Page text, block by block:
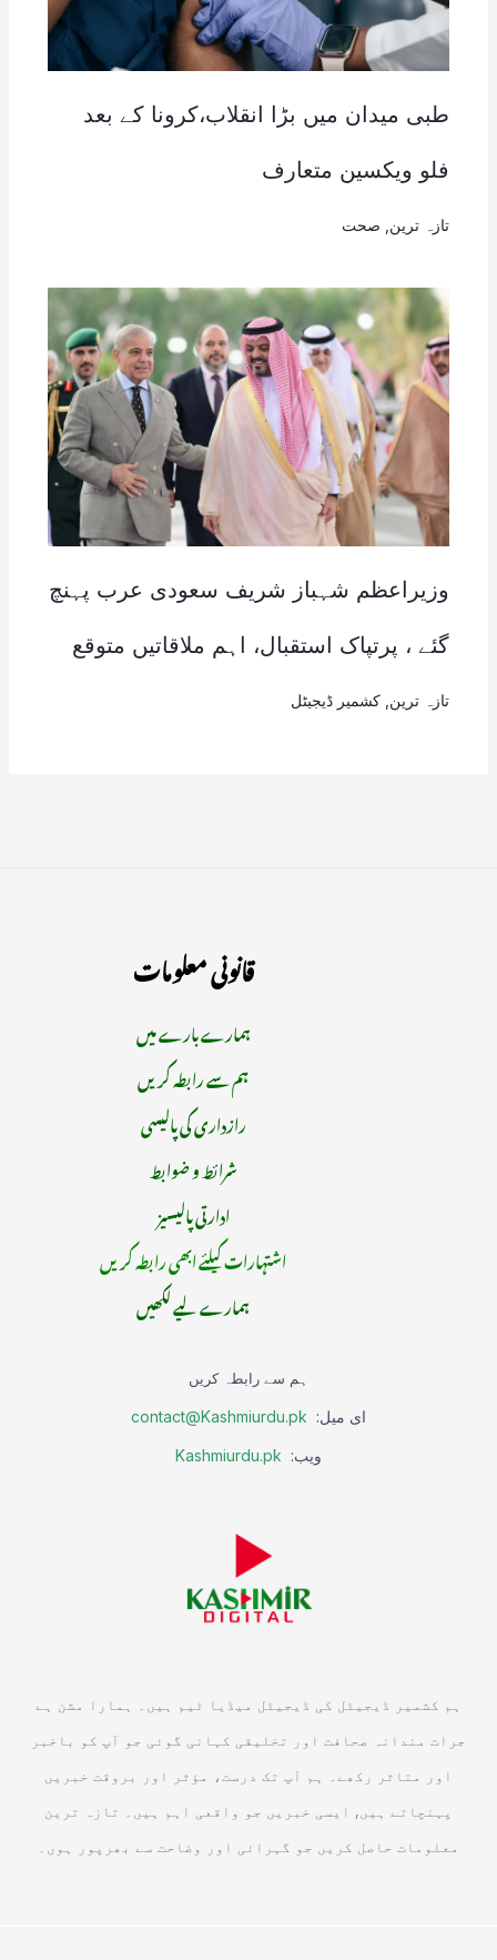
طبی میدان میں بڑا انقلاب،کرونا کے بعد
فلو ویکسین متعارف
تازہ ترین صحت
وزیراعظم شہباز شریف سعودی عرب پہنچ
گئے ، پرتپاک استقبال، اہم ملاقاتیں متوقع
تازہ ترین کشمیر ڈیجیٹل
قانونی معلومات
ہمارے بارے میں
ہم سے رابطہ کریں
رازداری کی پالیسی
شرائط و ضوابط
ادارتی پالیسیز
اشتہارات کیلئے ابھی رابطہ کریں
ہمارے لیے لکھیں
ہم سے رابطہ کریں
ای میل: contact@Kashmiurdu.pk
ویب: Kashmiurdu.pk
ہم کشمیر ڈیجیٹل کی ڈیجیٹل میڈیا ٹیم ہیں۔ ہمارا مشن ہے
جرات مندانہ صحافت اور تخلیقی کہانی گوئی جو آپ کو باخبر
اور متاثر رکھے۔ ہم آپ تک درست، مؤثر اور بروقت خبریں
پہنچاتے ہیں, ایسی خبریں جو واقعی اہم ہیں۔ تازہ ترین
معلومات حاصل کریں جو گہرائی اور وضاحت سے بھرپور ہوں۔